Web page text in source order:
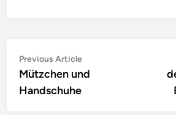
Beitragsnavigation
Previous ArticlePrevious
article:
Mützchen und
Handschuhe